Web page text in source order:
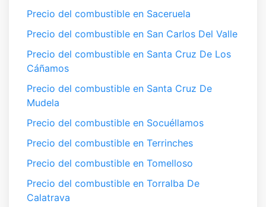
Precio del combustible en Saceruela
Precio del combustible en San Carlos Del Valle
Precio del combustible en Santa Cruz De Los
Cáñamos
Precio del combustible en Santa Cruz De
Mudela
Precio del combustible en Socuéllamos
Precio del combustible en Terrinches
Precio del combustible en Tomelloso
Precio del combustible en Torralba De
Calatrava